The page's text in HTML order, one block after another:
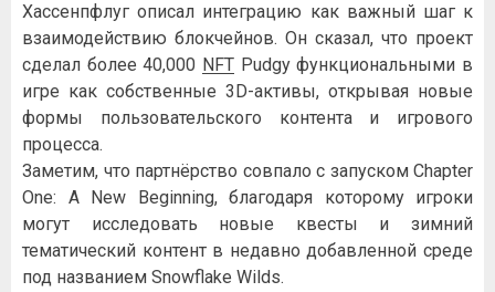
Хассенпфлуг описал интеграцию как важный шаг к
взаимодействию блокчейнов. Он сказал, что проект
сделал более 40,000 NFT Pudgy функциональными в
игре как собственные 3D-активы, открывая новые
формы пользовательского контента и игрового
процесса.
Заметим, что партнёрство совпало с запуском Chapter
One: A New Beginning, благодаря которому игроки
могут исследовать новые квесты и зимний
тематический контент в недавно добавленной среде
под названием Snowflake Wilds.